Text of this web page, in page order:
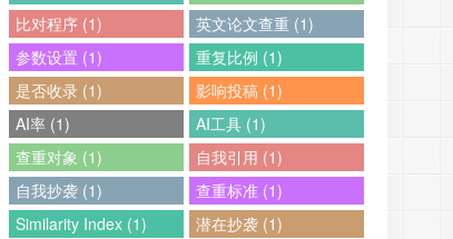
比对程序 (1)
英文论文查重 (1)
参数设置 (1)
重复比例 (1)
是否收录 (1)
影响投稿 (1)
AI率 (1)
AI工具 (1)
查重对象 (1)
自我引用 (1)
自我抄袭 (1)
查重标准 (1)
Similarity Index (1)
潜在抄袭 (1)